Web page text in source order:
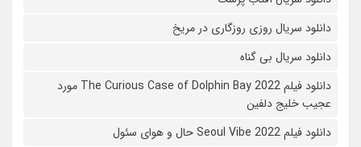
دانلود سریال روزی روزگاری در مریخ
دانلود سریال بی گناه
دانلود فیلم The Curious Case of Dolphin Bay 2022 مورد
عجیب خلیج دلفین
دانلود فیلم Seoul Vibe 2022 حال و هوای سئول